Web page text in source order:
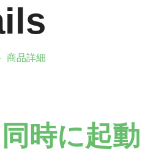
商品詳細
時に起動